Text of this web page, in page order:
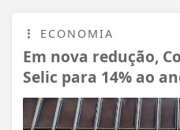
ECONOMIA
Em nova redução,
Selic para 14% ao